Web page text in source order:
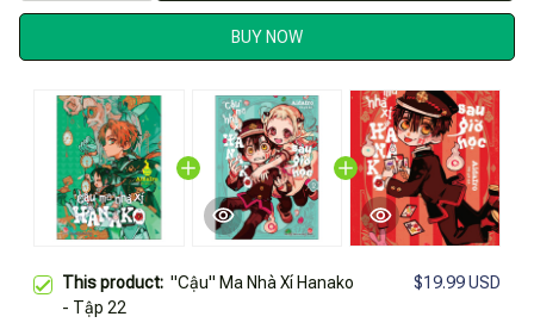
BUY NOW
This product: "Cậu" Ma Nhà Xí Hanako
- Tập 22
$19.99 USD